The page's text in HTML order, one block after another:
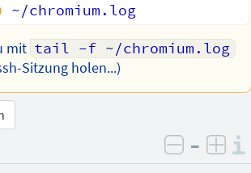
~/chromium.log
mit tail -f ~/chromium.log
Sitzung holen...)
negativ
–